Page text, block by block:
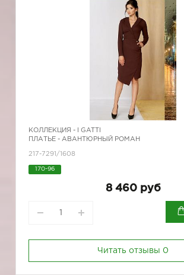
КОЛЛЕКЦИЯ -
I GATTI
ПЛАТЬЕ - АВАНТЮРНЫЙ РОМАН
217-7291/1608
170-96
8 460 руб
Читать отзывы 0